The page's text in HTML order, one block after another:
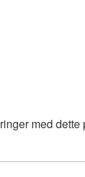
med dette